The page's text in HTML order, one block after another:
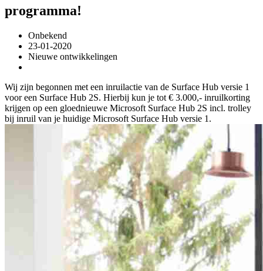
programma!
Onbekend
23-01-2020
Nieuwe ontwikkelingen
Wij zijn begonnen met een inruilactie van de Surface Hub versie 1
voor een Surface Hub 2S. Hierbij kun je tot € 3.000,- inruilkorting
krijgen op een gloednieuwe Microsoft Surface Hub 2S incl. trolley
bij inruil van je huidige Microsoft Surface Hub versie 1.